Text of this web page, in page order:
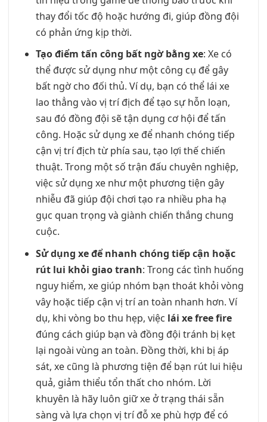
thay đổi tốc độ hoặc hướng đi, giúp đồng đội
có phản ứng kịp thời.
Tạo điểm tấn công bất ngờ bằng xe: Xe có
thể được sử dụng như một công cụ để gây
bất ngờ cho đối thủ. Ví dụ, bạn có thể lái xe
lao thẳng vào vị trí địch để tạo sự hỗn loạn,
sau đó đồng đội sẽ tận dụng cơ hội để tấn
công. Hoặc sử dụng xe để nhanh chóng tiếp
cận vị trí địch từ phía sau, tạo lợi thế chiến
thuật. Trong một số trận đấu chuyên nghiệp,
việc sử dụng xe như một phương tiện gây
nhiễu đã giúp đội chơi tạo ra nhiều pha hạ
gục quan trọng và giành chiến thắng chung
cuộc.
Sử dụng xe để nhanh chóng tiếp cận hoặc
rút lui khỏi giao tranh: Trong các tình huống
nguy hiểm, xe giúp nhóm bạn thoát khỏi vòng
vây hoặc tiếp cận vị trí an toàn nhanh hơn. Ví
dụ, khi vòng bo thu hẹp, việc lái xe free fire
đúng cách giúp bạn và đồng đội tránh bị kẹt
lại ngoài vùng an toàn. Đồng thời, khi bị áp
sát, xe cũng là phương tiện để bạn rút lui hiệu
quả, giảm thiểu tổn thất cho nhóm. Lời
khuyên là hãy luôn giữ xe ở trạng thái sẵn
sàng và lựa chọn vị trí đỗ xe phù hợp để có